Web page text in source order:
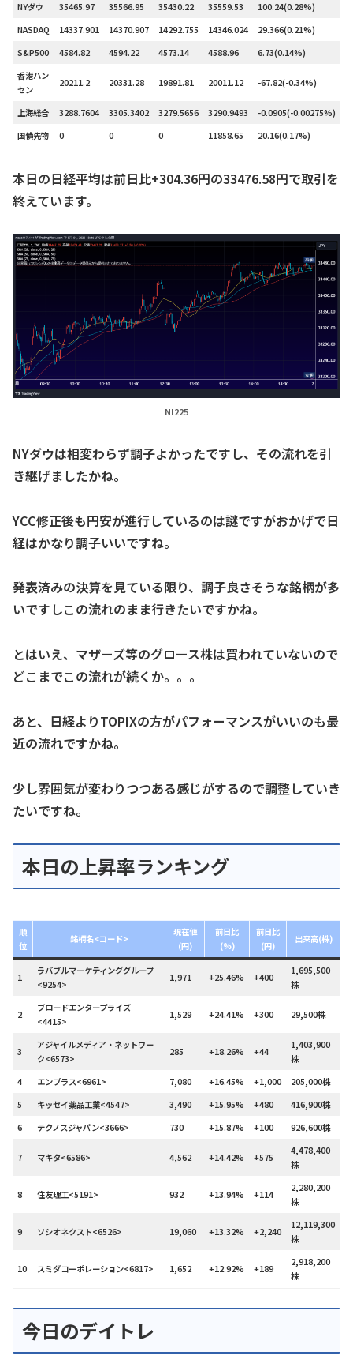
NYダウ
35465.97 35566.95 35430.22 35559.53 100.24(0.28%)
NASDAQ
14337.901 14370.907 14292.755 14346.024 29.366(0.21%)
S&P500
4584.82 4594.22 4573.14 4588.96 6.73(0.14%)
香港ハン
セン
20211.2 20331.28 19891.81 20011.12 -67.82(-0.34%)
上海総合 3288.7604 3305.3402 3279.5656 3290.9493 -0.0905(-0.00275%)
国債先物
0 0 0 11858.65 20.16(0.17%)
本日の日経平均は前日比+304.36円の33476.58円で取引を
終えています。
NI225
NYダウは相変わらず調子よかったですし、その流れを引
き継げましたかね。
YCC修正後も円安が進行しているのは謎ですがおかげで日
経はかなり調子いいですね。
発表済みの決算を見ている限り、調子良さそうな銘柄が多
いですしこの流れのまま行きたいですかね。
とはいえ、マザーズ等のグロース株は買われていないので
どこまでこの流れが続くか。。。
あと、日経よりTOPIXの方がパフォーマンスがいいのも最
近の流れですかね。
少し雰囲気が変わりつつある感じがするので調整していき
たいですね。
本日の上昇率ランキング
順
位
銘柄名<コード>
現在値
(円)
前日比
(%)
前日比
(円)
出来高(株)
1
ラバブルマーケティンググループ
<9254>
1,971 +25.46% +400
1,695,500
株
2
ブロードエンタープライズ
<4415>
1,529 +24.41% +300 29,500株
3
アジャイルメディア・ネットワー
ク<6573>
285 +18.26% +44
1,403,900
株
4
エンプラス<6961> 7,080 +16.45% +1,000
205,000株
5
キッセイ薬品工業<4547> 3,490 +15.95% +480
416,900株
6
テクノスジャパン<3666> 730 +15.87% +100 926,600株
7 マキタ<6586> 4,562 +14.42% +575
4,478,400
株
8 住友理工<5191> 932 +13.94% +114
2,280,200
株
9 ソシオネクスト<6526> 19,060 +13.32% +2,240
12,119,300
株
10 スミダコーポレーション<6817> 1,652 +12.92% +189
2,918,200
株
今日のデイトレ